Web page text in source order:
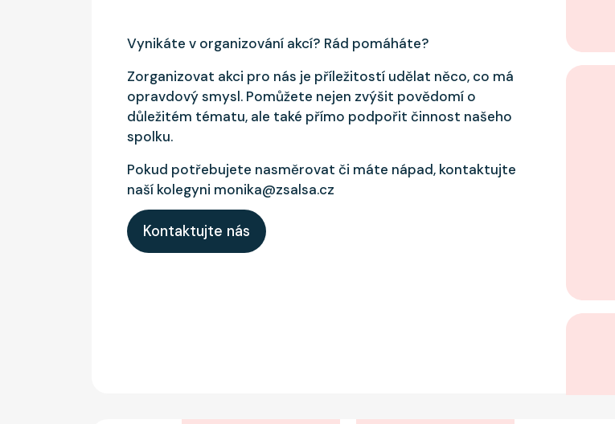
Vynikáte v organizování akcí? Rád pomáháte?
Zorganizovat akci pro nás je příležitostí udělat něco, co má
opravdový smysl. Pomůžete nejen zvýšit povědomí o
důležitém tématu, ale také přímo podpořit činnost našeho
spolku.
Pokud potřebujete nasměrovat či máte nápad, kontaktujte
naší kolegyni monika@zsalsa.cz
Kontaktujte nás